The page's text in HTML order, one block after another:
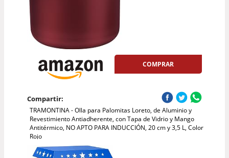
COMPRAR
Compartir:
TRAMONTINA - Olla para Palomitas Loreto, de Aluminio y
Revestimiento Antiadherente, con Tapa de Vidrio y Mango
Antitérmico, NO APTO PARA INDUCCIÓN, 20 cm y 3,5 L, Color
Rojo